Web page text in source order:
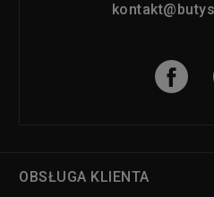
OBSŁUGA KLIENTA